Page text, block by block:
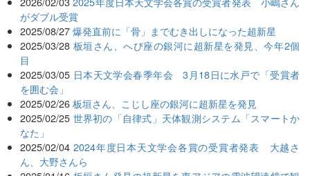
がダブル受賞
2025/08/27 爆発直前に「骨」までむき出しになった超新星
2025/03/28 板垣さん、へび座の銀河に超新星を発見、今年2個
目
2025/03/05 日本天文学会春季年会 3月18日に水戸で「受賞者
を囲む会」
2025/02/26 板垣さん、こじし座の銀河に超新星を発見
2025/02/25 世界初の「自律式」天体観測システム「スマートか
なた」
2025/02/04 2024年度日本天文学会各賞の受賞者発表 大越さ
ん、大野さんら